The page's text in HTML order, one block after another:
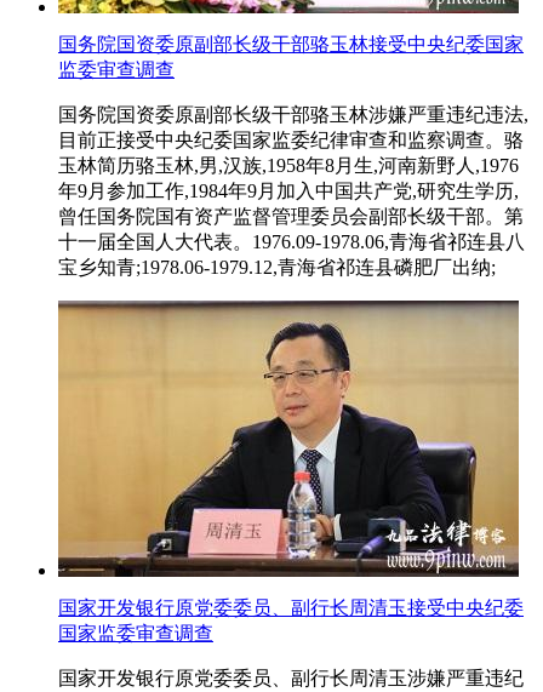
国务院国资委原副部长级干部骆玉林接受中央纪委国家
监委审查调查
国务院国资委原副部长级干部骆玉林涉嫌严重违纪违法,
目前正接受中央纪委国家监委纪律审查和监察调查。骆
玉林简历骆玉林,男,汉族,1958年8月生,河南新野人,1976
年9月参加工作,1984年9月加入中国共产党,研究生学历,
曾任国务院国有资产监督管理委员会副部长级干部。第
十一届全国人大代表。1976.09-1978.06,青海省祁连县八
宝乡知青;1978.06-1979.12,青海省祁连县磷肥厂出纳;
国家开发银行原党委委员、副行长周清玉接受中央纪委
国家监委审查调查
国家开发银行原党委委员、副行长周清玉涉嫌严重违纪